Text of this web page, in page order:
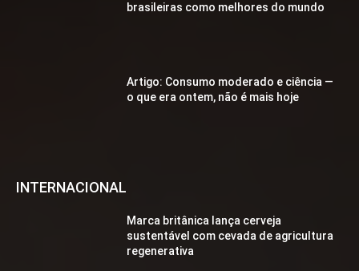
brasileiras como melhores do mundo
Artigo: Consumo moderado e ciência —
o que era ontem, não é mais hoje
INTERNACIONAL
Marca britânica lança cerveja
sustentável com cevada de agricultura
regenerativa